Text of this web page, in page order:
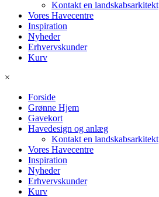
Kontakt en landskabsarkitekt
Vores Havecentre
Inspiration
Nyheder
Erhvervskunder
Kurv
×
Forside
Grønne Hjem
Gavekort
Havedesign og anlæg
Kontakt en landskabsarkitekt
Vores Havecentre
Inspiration
Nyheder
Erhvervskunder
Kurv